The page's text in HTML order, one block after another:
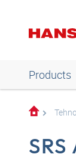
Products